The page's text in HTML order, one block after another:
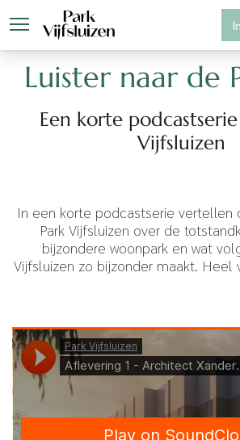
Luister naar de
Een korte
Vijfsluizen
In een korte podcastserie vertellen
Park Vijfsluizen over de
bijzondere woonpark en wat
Vijfsluizen zo bijzonder maakt. Heel
Park Vijfsluizen